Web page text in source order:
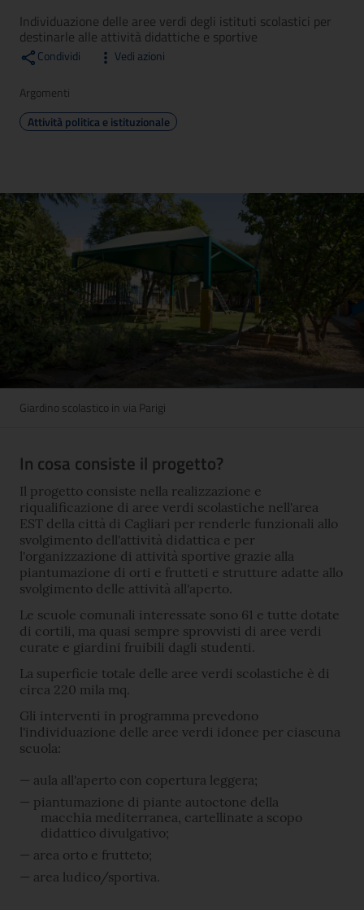
Individuazione delle aree verdi degli istituti scolastici per
destinarle alle attività didattiche e sportive
Condividi Vedi azioni
Argomenti
Attività politica e istituzionale
Giardino scolastico in via Parigi
In cosa consiste il progetto?
Il progetto consiste nella realizzazione e
riqualificazione di aree verdi scolastiche nell'area
EST della città di Cagliari per renderle funzionali allo
svolgimento dell'attività didattica e per
l'organizzazione di attività sportive grazie alla
piantumazione di orti e frutteti e strutture adatte allo
svolgimento delle attività all'aperto.
Le scuole comunali interessate sono 61 e tutte dotate
di cortili, ma quasi sempre sprovvisti di aree verdi
curate e giardini fruibili dagli studenti.
La superficie totale delle aree verdi scolastiche è di
circa 220 mila mq.
Gli interventi in programma prevedono
l'individuazione delle aree verdi idonee per ciascuna
scuola:
aula all'aperto con copertura leggera;
piantumazione di piante autoctone della
macchia mediterranea, cartellinate a scopo
didattico divulgativo;
area orto e frutteto;
area ludico/sportiva.